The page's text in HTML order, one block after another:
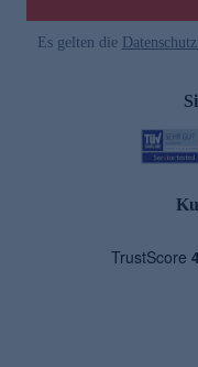
Es gelten die